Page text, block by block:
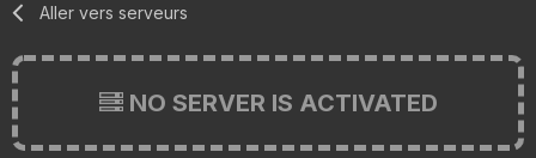
Aller vers serveurs
NO SERVER IS ACTIVATED